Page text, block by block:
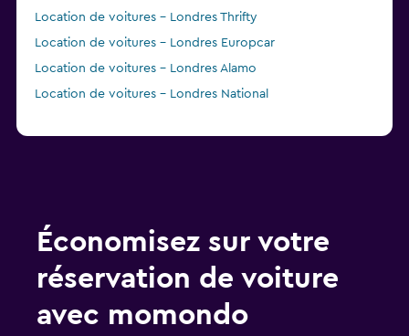
Location de voitures - Londres Thrifty
Location de voitures - Londres Europcar
Location de voitures - Londres Alamo
Location de voitures - Londres National
MOTION
Économisez sur votre
réservation de voiture
avec momondo